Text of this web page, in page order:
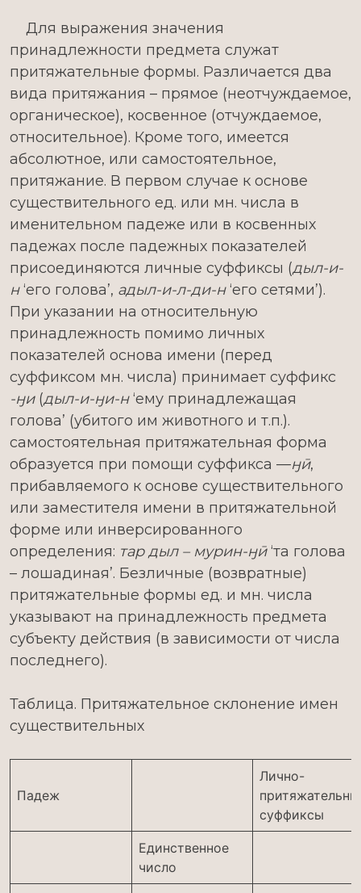
Для выражения значения
принадлежности предмета служат
притяжательные формы. Различается два
вида притяжания – прямое (неотчуждаемое,
органическое), косвенное (отчуждаемое,
относительное). Кроме того, имеется
абсолютное, или самостоятельное,
притяжание. В первом случае к основе
существительного ед. или мн. числа в
именительном падеже или в косвенных
падежах после падежных показателей
присоединяются личные суффиксы (дыл-и-
н‘его голова’, адыл-и-л-ди-н‘его сетями’).
При указании на относительную
принадлежность помимо личных
показателей основа имени (перед
суффиксом мн. числа) принимает суффикс
-ӈи(дыл-и-ӈи-н‘ему принадлежащая
голова’ (убитого им животного и т.п.).
самостоятельная притяжательная форма
образуется при помощи суффикса —ӈӣ,
прибавляемого к основе существительного
или заместителя имени в притяжательной
форме или инверсированного
определения: тар дыл – мурин-ӈӣ‘та голова
– лошадиная’. Безличные (возвратные)
притяжательные формы ед. и мн. числа
указывают на принадлежность предмета
субъекту действия (в зависимости от числа
последнего).
Таблица. Притяжательное склонение имен
существительных
Падеж
Лично-
суффиксы
Единственное
число